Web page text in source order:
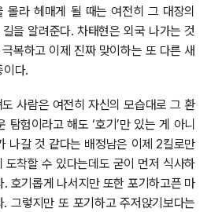
몰라 헤매게 될 때는 여전히 그 대장의
을 알려준다. 차태현은 외국 나가는 것
복하고 이제 진짜 맞이하는 또 다른 새
이다.
사람은 여전히 자신의 모습대로 그 환
탐험이라고 해도 ‘호기’만 있는 게 아니
나갈 것 같다는 배정남은 이제 2킬로만
도착할 수 있다는데도 굳이 먼저 식사하
호기롭게 나서지만 또한 포기하고픈 마
그렇지만 또 포기하고 주저앉기보다는